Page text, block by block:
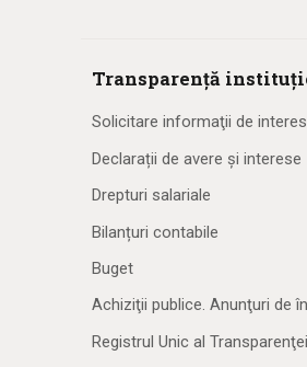
Transparență
Solicitare informaţii de
Declarații de avere și interese
Drepturi salariale
Bilanțuri contabile
Buget
Achiziţii publice. Anunţuri de
Registrul Unic al